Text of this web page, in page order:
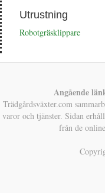
Utrustning
Robotgräsklippare
Angående
Trädgårdsväxter.com
varor och tjänster. Sidan
från de